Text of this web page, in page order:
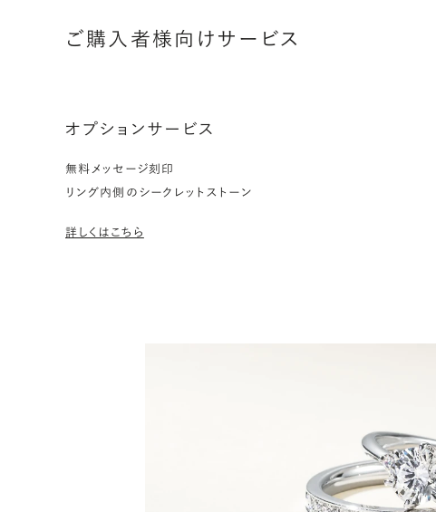
ご購入者様向けサービス
オプションサービス
無料メッセージ刻印
リング内側のシークレットストーン
詳しくはこちら